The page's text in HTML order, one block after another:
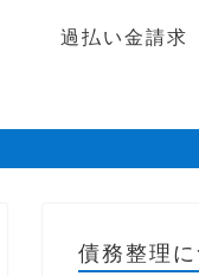
過払い金請求
債務整理